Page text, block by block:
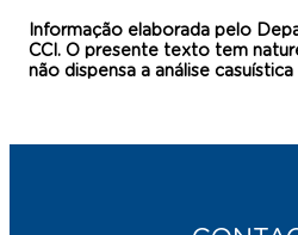
Informação elaborada pelo
CCI. O presente texto tem
não dispensa a análise